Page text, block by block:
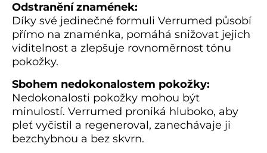
Odstranění znamének:
Díky své jedinečné formuli Verrumed působí
přímo na znaménka, pomáhá snižovat jejich
viditelnost a zlepšuje rovnoměrnost tónu
pokožky.
Sbohem nedokonalostem pokožky:
Nedokonalosti pokožky mohou být
minulostí. Verrumed proniká hluboko, aby
pleť vyčistil a regeneroval, zanechávaje ji
bezchybnou a bez skvrn.